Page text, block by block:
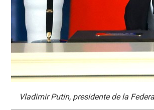
Vladimir Putin, presidente de la